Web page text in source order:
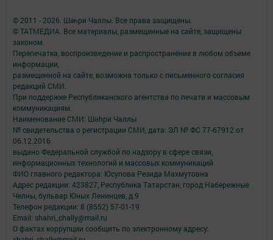
© 2011 - 2026. Шәһри Чаллы. Все права защищены.
© ТАТМЕДИА. Все материалы, размещенные на сайте, защищены
законом.
Перепечатка, воспроизведение и распространение в любом объеме
информации,
размещенной на сайте, возможна только с письменного согласия
редакций СМИ.
При поддержке Республиканского агентства по печати и массовым
коммуникациям.
Наименование СМИ: Шəhри Чаллы
№ свидетельства о регистрации СМИ, дата: ЭЛ № ФС 77-67912 от
06.12.2016
выдано Федеральной службой по надзору в сфере связи,
информационных технологий и массовых коммуникаций
ФИО главного редактора: Юсупова Резида Махмутовна
Адрес редакции: 423827, Республика Татарстан, город Набережные
Челны, бульвар Юных Ленинцев, д.9
Телефон редакции: 8 (8552) 57-01-19
Email: shahri_chally@mail.ru
О фактах коррупции сообщить по электронному адресу: